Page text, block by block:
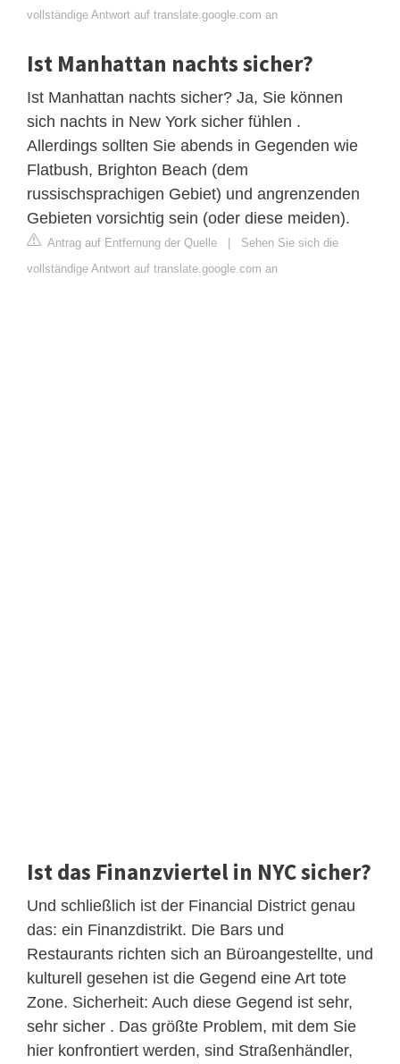
vollständige Antwort auf translate.google.com an
Ist Manhattan nachts sicher?
Ist Manhattan nachts sicher? Ja, Sie können
sich nachts in New York sicher fühlen .
Allerdings sollten Sie abends in Gegenden wie
Flatbush, Brighton Beach (dem
russischsprachigen Gebiet) und angrenzenden
Gebieten vorsichtig sein (oder diese meiden).
Antrag auf Entfernung der Quelle | Sehen Sie sich die
vollständige Antwort auf translate.google.com an
Ist das Finanzviertel in NYC sicher?
Und schließlich ist der Financial District genau
das: ein Finanzdistrikt. Die Bars und
Restaurants richten sich an Büroangestellte, und
kulturell gesehen ist die Gegend eine Art tote
Zone. Sicherheit: Auch diese Gegend ist sehr,
sehr sicher . Das größte Problem, mit dem Sie
hier konfrontiert werden, sind Straßenhändler,